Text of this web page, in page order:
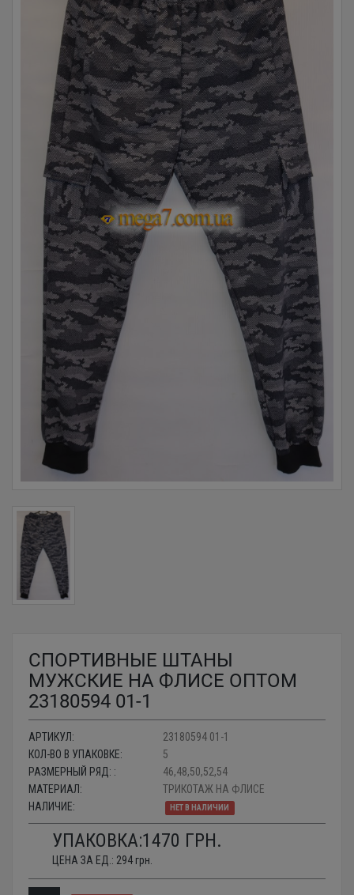
СПОРТИВНЫЕ ШТАНЫ
МУЖСКИЕ НА ФЛИСЕ ОПТОМ
23180594 01-1
АРТИКУЛ:
23180594 01-1
КОЛ-ВО В УПАКОВКЕ:
5
РАЗМЕРНЫЙ РЯД: :
46,48,50,52,54
МАТЕРИАЛ:
ТРИКОТАЖ НА ФЛИСЕ
НАЛИЧИЕ:
НЕТ В НАЛИЧИИ
УПАКОВКА:1470 ГРН.
ЦЕНА ЗА ЕД.: 294 грн.